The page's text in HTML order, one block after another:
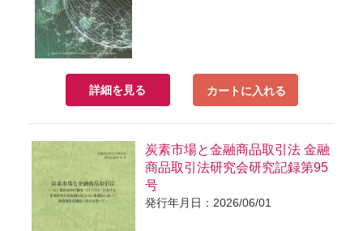
詳細を見る カートに入れる
炭素市場と金融商品取引法 金融
商品取引法研究会研究記録第95
号
発行年月日：2026/06/01